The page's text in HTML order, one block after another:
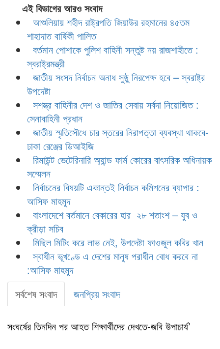
এই বিভাগের আরও সংবাদ
আশুলিয়ায় শহীদ রাষ্ট্রপতি জিয়াউর রহমানের ৪৫তম
শাহাদাত বার্ষিকী পালিত
বর্তমান পোশাকে পুলিশ বাহিনী সন্তুষ্ট নয় রাজশাহীতে :
স্বরাষ্ট্রমন্ত্রী
জাতীয় সংসদ নির্বাচন অনাধ সুষ্ঠু নিরপেক্ষ হবে – স্বরাষ্ট্র
উপদেষ্টা
সশস্ত্র বাহিনীর দেশ ও জাতির সেবায় সর্বদা নিয়োজিত :
সেনাবাহিনী প্রধান
জাতীয় স্মৃতিসৌধে চার স্তরের নিরাপত্তা ব্যবস্থা থাকবে-
ঢাকা রেঞ্জের ডিআইজি
রিমাউন্ট ভেটেরিনারি অ্যান্ড ফার্ম কোরের বাৎসরিক অধিনায়ক
সম্মেলন
নির্বাচনের বিষয়টি একান্তই নির্বাচন কমিশনের ব্যাপার :
আসিফ মাহমুদ
বাংলাদেশে বর্তমানে বেকারের হার ২৮ শতাংশ – যুব ও
ক্রীড়া সচিব
মিছিল মিটিং করে লাভ নেই, উপদেষ্টা ফাওজুল কবির খান
স্বাধীন ভূখণ্ডে এ দেশের মানুষ পরাধীন বোধ করবে না
:আসিফ মাহমুদ
সর্বশেষ সংবাদ
জনপ্রিয় সংবাদ
সংঘর্ষের তিনদিন পর আহত শিক্ষার্থীদের দেখতে-জবি উপাচার্য’